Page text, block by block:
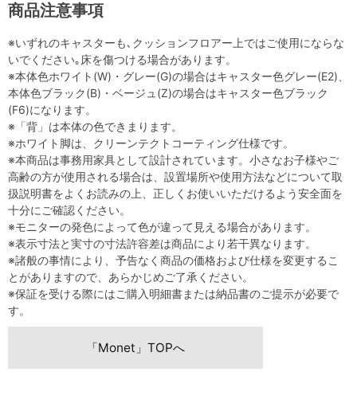
商品注意事項
※いずれのキャスターも､クッションフロアー上ではご使用にならな
いでください｡床を傷つける場合があります。
※本体色ホワイト(W)・グレー(G)の場合はキャスター色グレー(E2)、
本体色ブラック(B)・ベージュ(Z)の場合はキャスター色ブラック
(F6)になります。
※「背」は本体の色できまります。
※ホワイト脚は、クリーンテクトコーティング仕様です。
※本商品は事務用家具として設計されています。小さなお子様やご
高齢の方が使用される場合は、設置場所や使用方法などについて取
扱説明書をよくお読みの上、正しくお使いいただけるよう安全面を
十分にご確認ください。
※モニターの発色によって色が違って見える場合があります。
※表示寸法と実寸の寸法許容差は商品により若干異なります。
※諸般の事情により、予告なく商品の価格および仕様を変更するこ
とがありますので、あらかじめご了承ください。
※保証を受ける際にはご購入明細書または納品書のご提示が必要で
す。
「Monet」TOPへ